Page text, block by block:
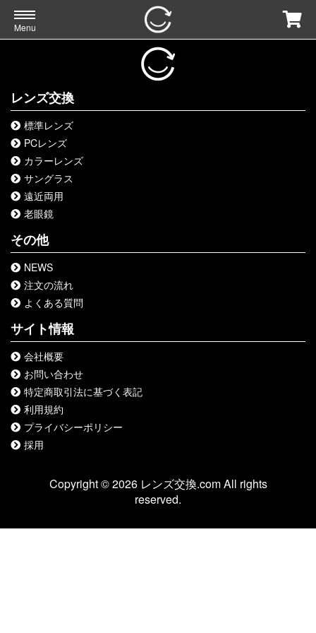
Menu
レンズ交換
標準レンズ
PCレンズ
カラーレンズ
サングラス
遠近両用
老眼鏡
その他
NEWS
注文の流れ
よくある質問
サイト情報
会社概要
お問い合わせ
特定商取引法に基づく表記
利用規約
プライバシーポリシー
採用
Copyright © 2026 レンズ交換.com All rights
reserved.